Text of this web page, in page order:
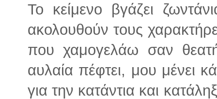
Το κείμενο βγάζει
ακολουθούν τους
που χαμογελάω σαν
αυλαία πέφτει, μου μένει
για την κατάντια και